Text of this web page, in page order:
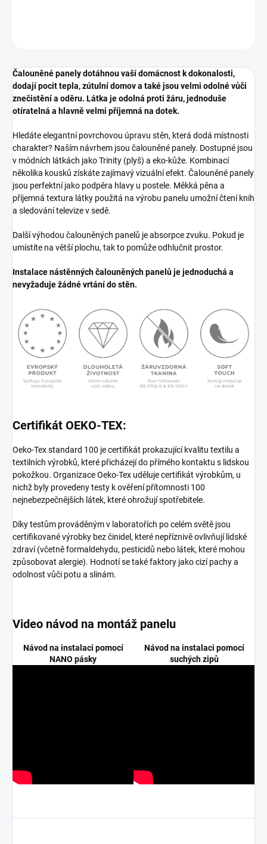
Čalouněné panely dotáhnou vaší domácnost k dokonalosti,
dodají pocit tepla, zútulní domov a také jsou velmi odolné vůči
znečistění a oděru. Látka je odolná proti žáru, jednoduše
otíratelná a hlavně velmi příjemná na dotek.
Hledáte elegantní povrchovou úpravu stěn, která dodá místnosti
charakter? Naším návrhem jsou čalouněné panely. Dostupné jsou
v módních látkách jako Trinity (plyš) a eko-kůže. Kombinací
několika kousků získáte zajímavý vizuální efekt. Čalouněné panely
jsou perfektní jako podpěra hlavy u postele. Měkká pěna a
příjemná textura látky použitá na výrobu panelu umožní čtení knih
a sledování televize v sedě.
Další výhodou čalouněných panelů je absorpce zvuku. Pokud je
umístíte na větší plochu, tak to pomůže odhlučnit prostor.
Instalace nástěnných čalouněných panelů je jednoduchá a
nevyžaduje žádné vrtání do stěn.
Certifikát OEKO-TEX:
Oeko-Tex standard 100 je certifikát prokazující kvalitu textilu a
textilních výrobků, které přicházejí do přímého kontaktu s lidskou
pokožkou. Organizace Oeko-Tex uděluje certifikát výrobkům, u
nichž byly provedeny testy k ověření přítomnosti 100
nejnebezpečnějších látek, které ohrožují spotřebitele.
Díky testům prováděným v laboratořích po celém světě jsou
certifikované výrobky bez činidel, které nepříznivě ovlivňují lidské
zdraví (včetně formaldehydu, pesticidů nebo látek, které mohou
způsobovat alergie). Hodnotí se také faktory jako cizí pachy a
odolnost vůči potu a slinám.
Video návod na montáž panelu
Návod na instalaci pomocí
NANO pásky
Návod na instalaci pomocí
suchých zipů